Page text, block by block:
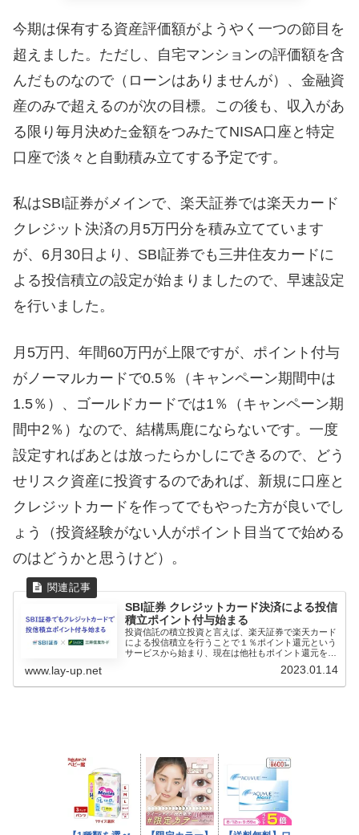
今期は保有する資産評価額がようやく一つの節目を
超えました。ただし、自宅マンションの評価額を含
んだものなので（ローンはありませんが）、金融資
産のみで超えるのが次の目標。この後も、収入があ
る限り毎月決めた金額をつみたてNISA口座と特定
口座で淡々と自動積み立てする予定です。
私はSBI証券がメインで、楽天証券では楽天カード
クレジット決済の月5万円分を積み立てています
が、6月30日より、SBI証券でも三井住友カードに
よる投信積立の設定が始まりましたので、早速設定
を行いました。
月5万円、年間60万円が上限ですが、ポイント付与
がノーマルカードで0.5％（キャンペーン期間中は
1.5％）、ゴールドカードでは1％（キャンペーン期
間中2％）なので、結構馬鹿にならないです。一度
設定すればあとは放ったらかしにできるので、どう
せリスク資産に投資するのであれば、新規に口座と
クレジットカードを作ってでもやった方が良いでし
ょう（投資経験がない人がポイント目当てで始める
のはどうかと思うけど）。
SBI証券 クレジットカード決済による投信
積立ポイント付与始まる
投資信託の積立投資と言えば、楽天証券で楽天カード
による投信積立を行うことで１％ポイント還元という
サービスから始まり、現在は他社もポイント還元を行
www.lay-up.net 2023.01.14